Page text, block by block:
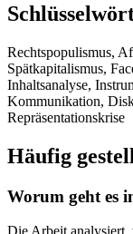
Rechtspopulismus,
Spätkapitalismus,
Inhaltsanalyse,
Kommunikation,
Repräsentationskrise
Häufig
Worum geht es